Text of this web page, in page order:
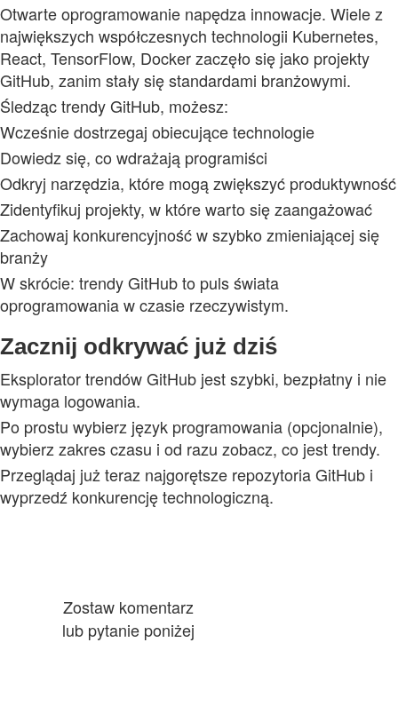
Otwarte oprogramowanie napędza innowacje. Wiele z
największych współczesnych technologii Kubernetes,
React, TensorFlow, Docker zaczęło się jako projekty
GitHub, zanim stały się standardami branżowymi.
Śledząc trendy GitHub, możesz:
Wcześnie dostrzegaj obiecujące technologie
Dowiedz się, co wdrażają programiści
Odkryj narzędzia, które mogą zwiększyć produktywność
Zidentyfikuj projekty, w które warto się zaangażować
Zachowaj konkurencyjność w szybko zmieniającej się
branży
W skrócie: trendy GitHub to puls świata
oprogramowania w czasie rzeczywistym.
Zacznij odkrywać już dziś
Eksplorator trendów GitHub jest szybki, bezpłatny i nie
wymaga logowania.
Po prostu wybierz język programowania (opcjonalnie),
wybierz zakres czasu i od razu zobacz, co jest trendy.
Przeglądaj już teraz najgorętsze repozytoria GitHub i
wyprzedź konkurencję technologiczną.
Zostaw komentarz
lub pytanie poniżej